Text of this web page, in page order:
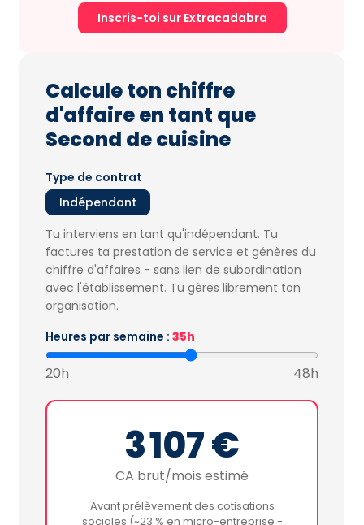
Inscris-toi sur Extracadabra
Calcule ton chiffre
d'affaire en tant que
Second de cuisine
Type de contrat
Indépendant
Tu interviens en tant qu'indépendant. Tu
factures ta prestation de service et génères du
chiffre d'affaires - sans lien de subordination
avec l'établissement. Tu gères librement ton
organisation.
Heures par semaine : 35h
20h 48h
3 107 €
CA brut/mois estimé
Avant prélèvement des cotisations
sociales (~23 % en micro-entreprise -